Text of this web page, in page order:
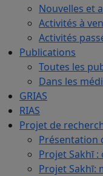
Nouvelles et
Activités à
Activités
Publications
Toutes les
Dans les
GRIAS
RIAS
Projet de
Présentation
Projet Sakhī :
Projet Sakhī: